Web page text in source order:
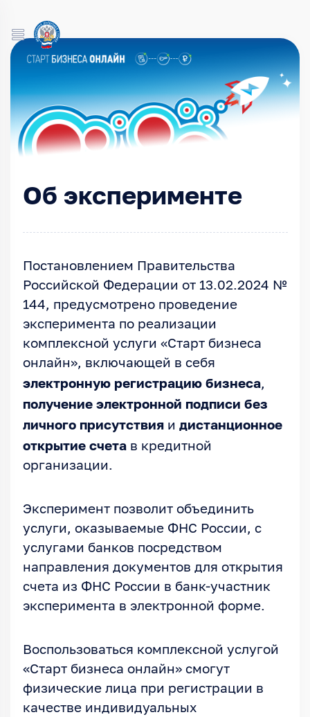
Об эксперименте
Постановлением Правительства
Российской Федерации от 13.02.2024 №
144, предусмотрено проведение
эксперимента по реализации
комплексной услуги «Старт бизнеса
онлайн», включающей в себя
электронную регистрацию бизнеса,
получение электронной подписи без
личного присутствияи дистанционное
открытие счетав кредитной
организации.
Эксперимент позволит объединить
услуги, оказываемые ФНС России, с
услугами банков посредством
направления документов для открытия
счета из ФНС России в банк-участник
эксперимента в электронной форме.
Воспользоваться комплексной услугой
«Старт бизнеса онлайн» смогут
физические лица при регистрации в
качестве индивидуальных